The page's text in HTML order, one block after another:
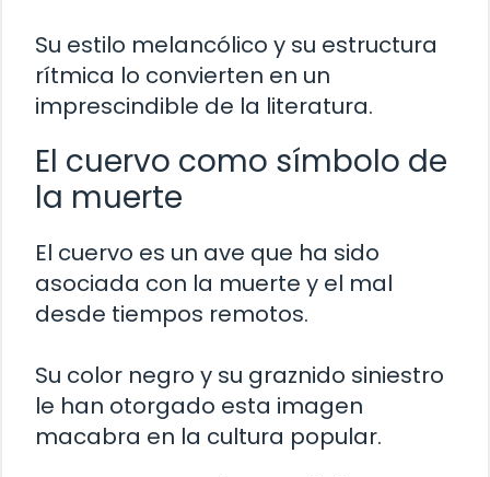
Su estilo melancólico y su estructura
rítmica lo convierten en un
imprescindible de la literatura.
El cuervo como símbolo de
la muerte
El cuervo es un ave que ha sido
asociada con la muerte y el mal
desde tiempos remotos.
Su color negro y su graznido siniestro
le han otorgado esta imagen
macabra en la cultura popular.